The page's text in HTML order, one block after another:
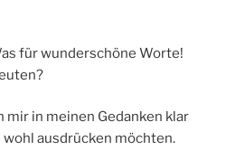
für wunderschöne Worte!
mir in meinen Gedanken klar
ausdrücken möchten.